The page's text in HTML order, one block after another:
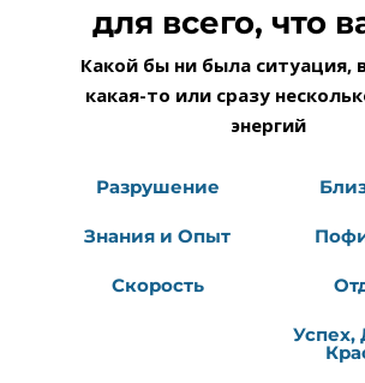
для всего, что
Какой бы ни была ситуация,
какая-то или сразу
энергий
Разрушение
Знания и Опыт
Скорость
Успех,